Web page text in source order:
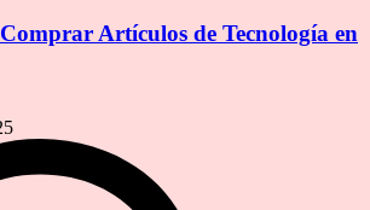
Artículos de Tecnología en